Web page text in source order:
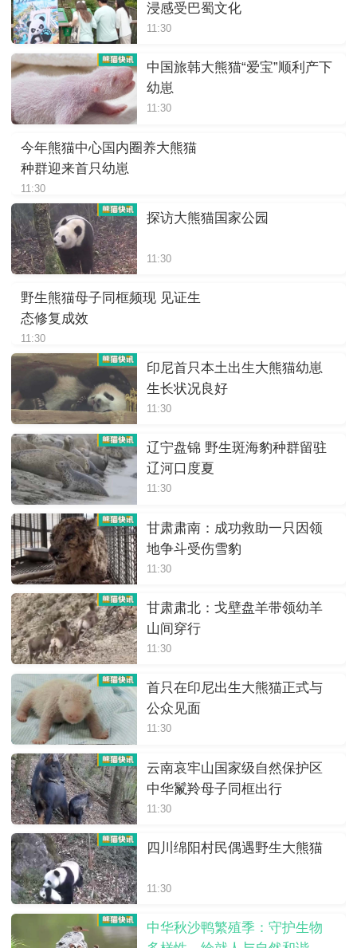
浸感受巴蜀文化
11:30
中国旅韩大熊猫“爱宝”顺利产下
幼崽
11:30
今年熊猫中心国内圈养大熊猫
种群迎来首只幼崽
11:30
探访大熊猫国家公园
11:30
野生熊猫母子同框频现 见证生
态修复成效
11:30
印尼首只本土出生大熊猫幼崽
生长状况良好
11:30
辽宁盘锦 野生斑海豹种群留驻
辽河口度夏
11:30
甘肃肃南：成功救助一只因领
地争斗受伤雪豹
11:30
甘肃肃北：戈壁盘羊带领幼羊
山间穿行
11:30
首只在印尼出生大熊猫正式与
公众见面
11:30
云南哀牢山国家级自然保护区
中华鬣羚母子同框出行
11:30
四川绵阳村民偶遇野生大熊猫
11:30
中华秋沙鸭繁殖季：守护生物